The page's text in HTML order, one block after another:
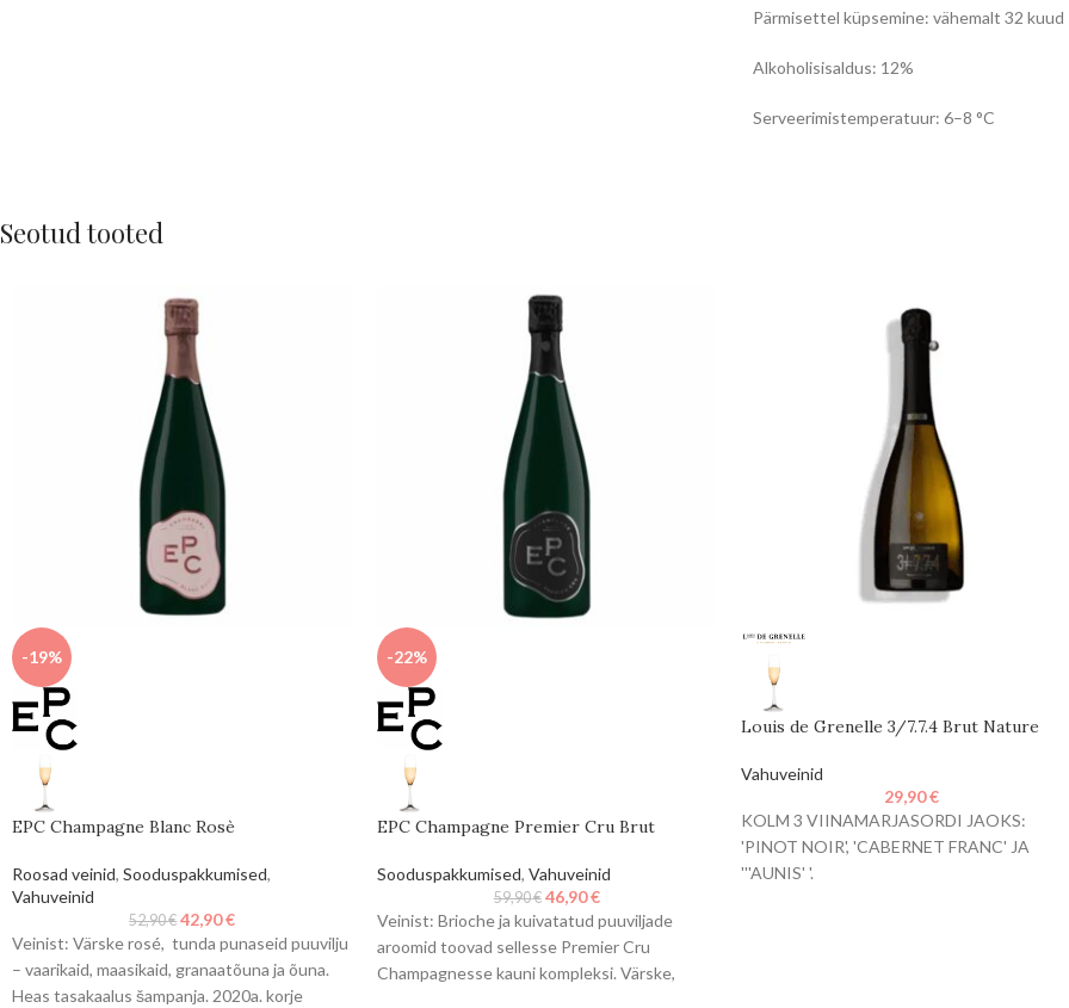
Pärmisettel küpsemine: vähemalt 32 kuud
Alkoholisisaldus: 12%
Serveerimistemperatuur: 6–8 °C
Seotud tooted
-19%
EPC Champagne Blanc Rosè
Roosad veinid, Sooduspakkumised,
Vahuveinid
52,90€ 42,90€
Veinist: Värske rosé, tunda punaseid puuvilju
– vaarikaid, maasikaid, granaatõuna ja õuna.
Heas tasakaalus šampanja. 2020a. korje
-22%
EPC Champagne Premier Cru Brut
Sooduspakkumised, Vahuveinid
59,90€ 46,90€
Veinist: Brioche ja kuivatatud puuviljade
aroomid toovad sellesse Premier Cru
Champagnesse kauni kompleksi. Värske,
Louis de Grenelle 3/7.7.4 Brut Nature
Vahuveinid
29,90€
KOLM 3 VIINAMARJASORDI JAOKS:
'PINOT NOIR', 'CABERNET FRANC' JA
'''AUNIS' '.